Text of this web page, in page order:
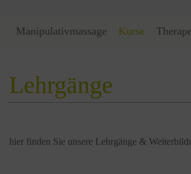
Manipulativmassage Kurse
Lehrgänge
hier finden Sie unsere Lehrgänge &